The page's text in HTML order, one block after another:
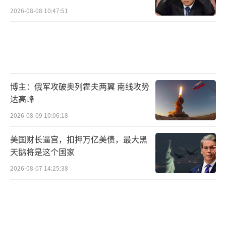
2026-08-08 10:47:51
博主：俄军攻破奥列霍夫两翼 南线攻势
达高峰
2026-08-09 10:06:18
美国财长逼宫，扣押万亿美债，最大黑
天鹅将是这个国家
2026-08-07 14:25:38